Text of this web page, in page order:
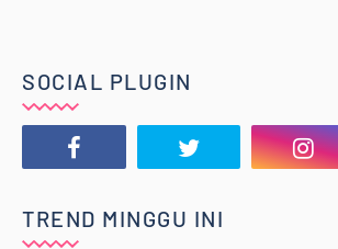
SOCIAL PLUGIN
TREND MINGGU INI